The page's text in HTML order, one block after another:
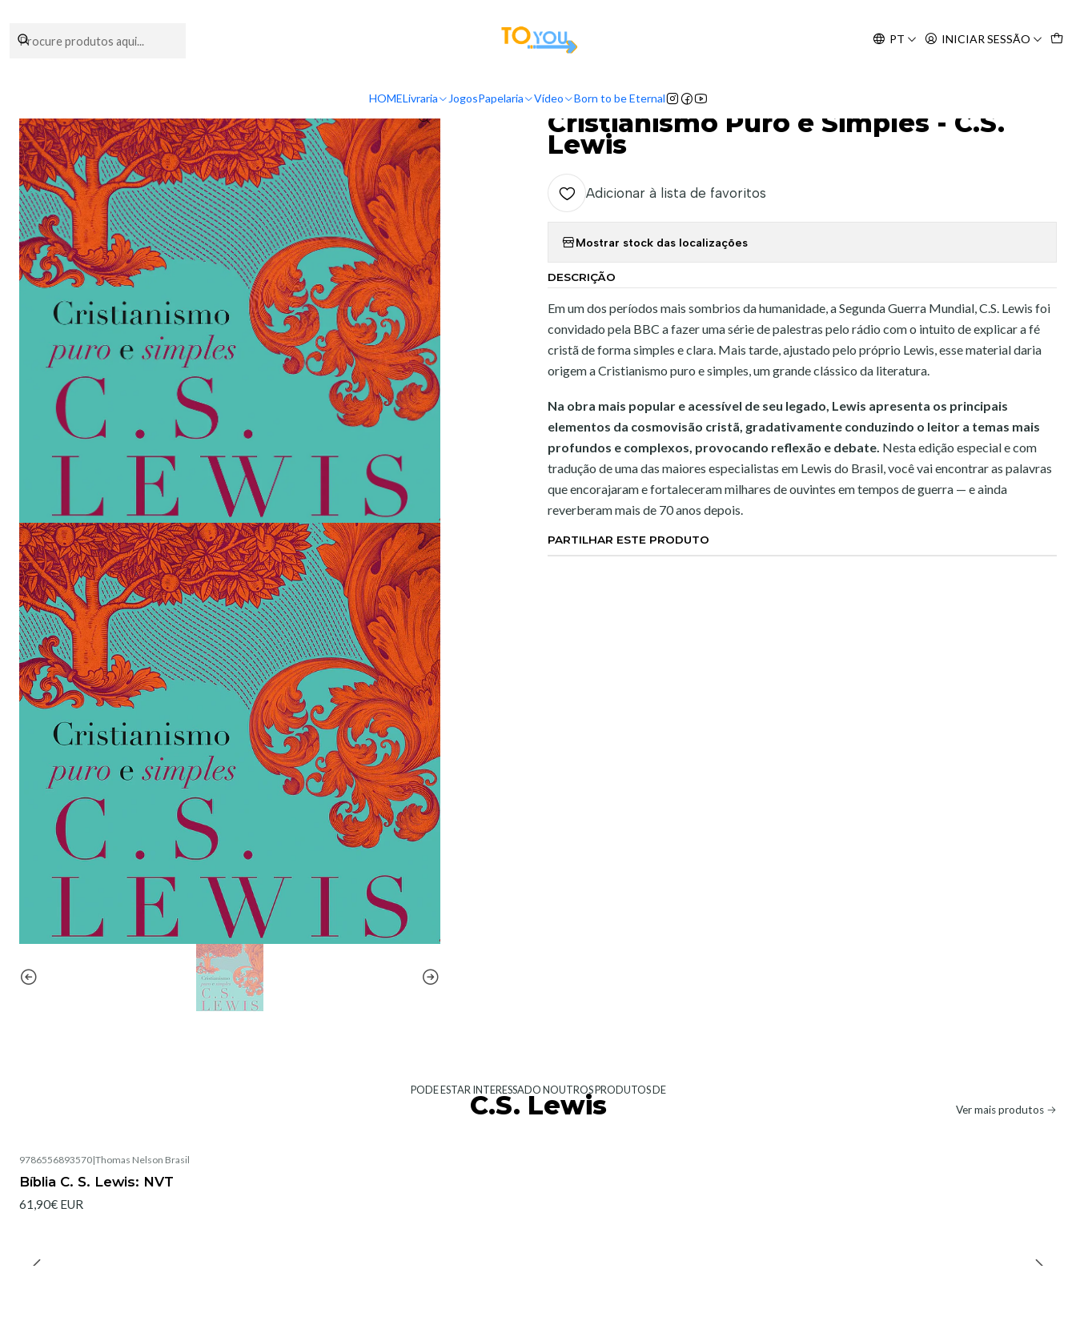
PT INICIAR SESSÃO
HOMELivraria JogosPapelaria Vídeo Born to be Eternal
Cristianismo Puro e Simples - C.S. Lewis
|
Cristianismo Puro e Simples - C.S.
Lewis
Adicionar à lista de favoritos
Mostrar stock das localizações
DESCRIÇÃO
Em um dos períodos mais sombrios da humanidade, a Segunda Guerra Mundial, C.S. Lewis foi
convidado pela BBC a fazer uma série de palestras pelo rádio com o intuito de explicar a fé
cristã de forma simples e clara. Mais tarde, ajustado pelo próprio Lewis, esse material daria
origem a Cristianismo puro e simples, um grande clássico da literatura.
Na obra mais popular e acessível de seu legado, Lewis apresenta os principais
elementos da cosmovisão cristã, gradativamente conduzindo o leitor a temas mais
profundos e complexos, provocando reflexão e debate. Nesta edição especial e com
tradução de uma das maiores especialistas em Lewis do Brasil, você vai encontrar as palavras
que encorajaram e fortaleceram milhares de ouvintes em tempos de guerra — e ainda
reverberam mais de 70 anos depois.
PARTILHAR ESTE PRODUTO
PODE ESTAR INTERESSADO NOUTROS PRODUTOS DE
C.S. Lewis Ver mais produtos
9786556893570|Thomas Nelson Brasil
Bíblia C. S. Lewis: NVT
61,90€ EUR